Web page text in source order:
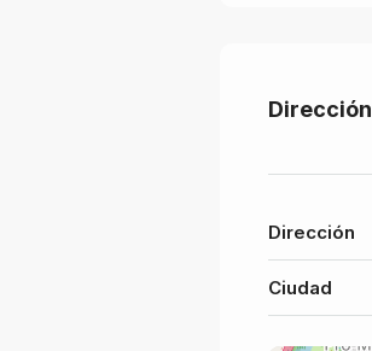
Dirección
Dirección
Ciudad